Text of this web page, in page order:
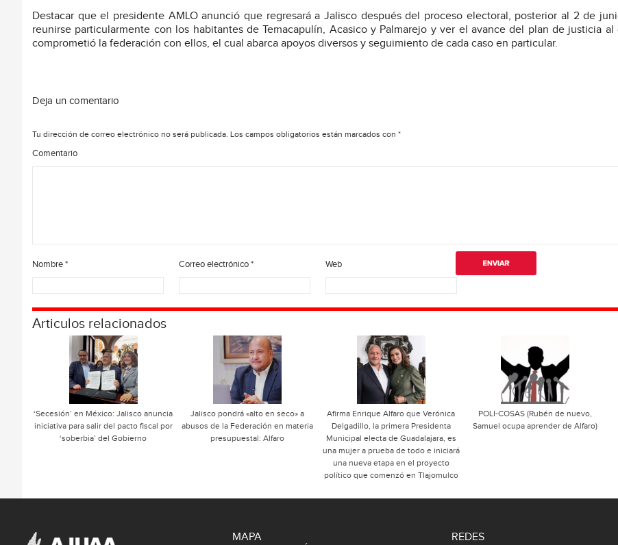
Destacar que el presidente AMLO anunció que regresará a Jalisco después del proceso electoral, posterior al 2 de
reunirse particularmente con los habitantes de Temacapulín, Acasico y Palmarejo y ver el avance del plan de justicia al
comprometió la federación con ellos, el cual abarca apoyos diversos y seguimiento de cada caso en particular.
Deja un comentario
Tu dirección de correo electrónico no será publicada. Los campos obligatorios están marcados con *
Comentario
Nombre* Correo electrónico* Web
Articulos relacionados
‘Secesión’ en México: Jalisco anuncia
iniciativa para salir del pacto fiscal por
‘soberbia’ del Gobierno
Jalisco pondrá «alto en seco» a
abusos de la Federación en materia
presupuestal: Alfaro
Afirma Enrique Alfaro que Verónica
Delgadillo, la primera Presidenta
Municipal electa de Guadalajara, es
una mujer a prueba de todo e iniciará
una nueva etapa en el proyecto
político que comenzó en Tlajomulco
POLI-COSAS (Rubén de nuevo,
Samuel ocupa aprender de Alfaro)
MAPA
REDES